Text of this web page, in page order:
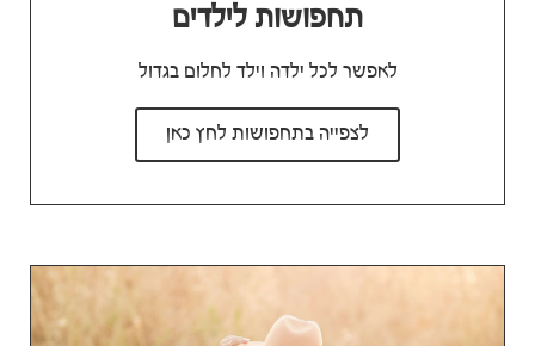
תחפושות לילדים
לאפשר לכל ילדה וילד לחלום בגדול
לצפייה בתחפושות לחץ כאן